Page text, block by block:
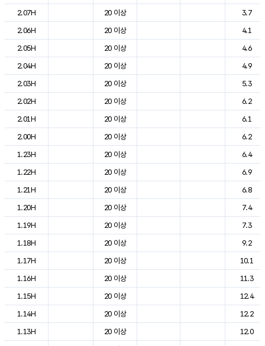
2.07H
20 이상
3.7
2.06H
20 이상
4.1
2.05H
20 이상
4.6
2.04H
20 이상
4.9
2.03H
20 이상
5.3
2.02H
20 이상
6.2
2.01H
20 이상
6.1
2.00H
20 이상
6.2
1.23H
20 이상
6.4
1.22H
20 이상
6.9
1.21H
20 이상
6.8
1.20H
20 이상
7.4
1.19H
20 이상
7.3
1.18H
20 이상
9.2
1.17H
20 이상
10.1
1.16H
20 이상
11.3
1.15H
20 이상
12.4
1.14H
20 이상
12.2
1.13H
20 이상
12.0